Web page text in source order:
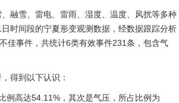
融雪、雷电、雷雨、湿度、温度、风扰等多种
时间段的宁夏形变观测数据，经数据跟踪分析
佳事件，共统计6类有效事件231条，包含气
得到以下认识：
例高达54.11%，其次是气压，所占比例为